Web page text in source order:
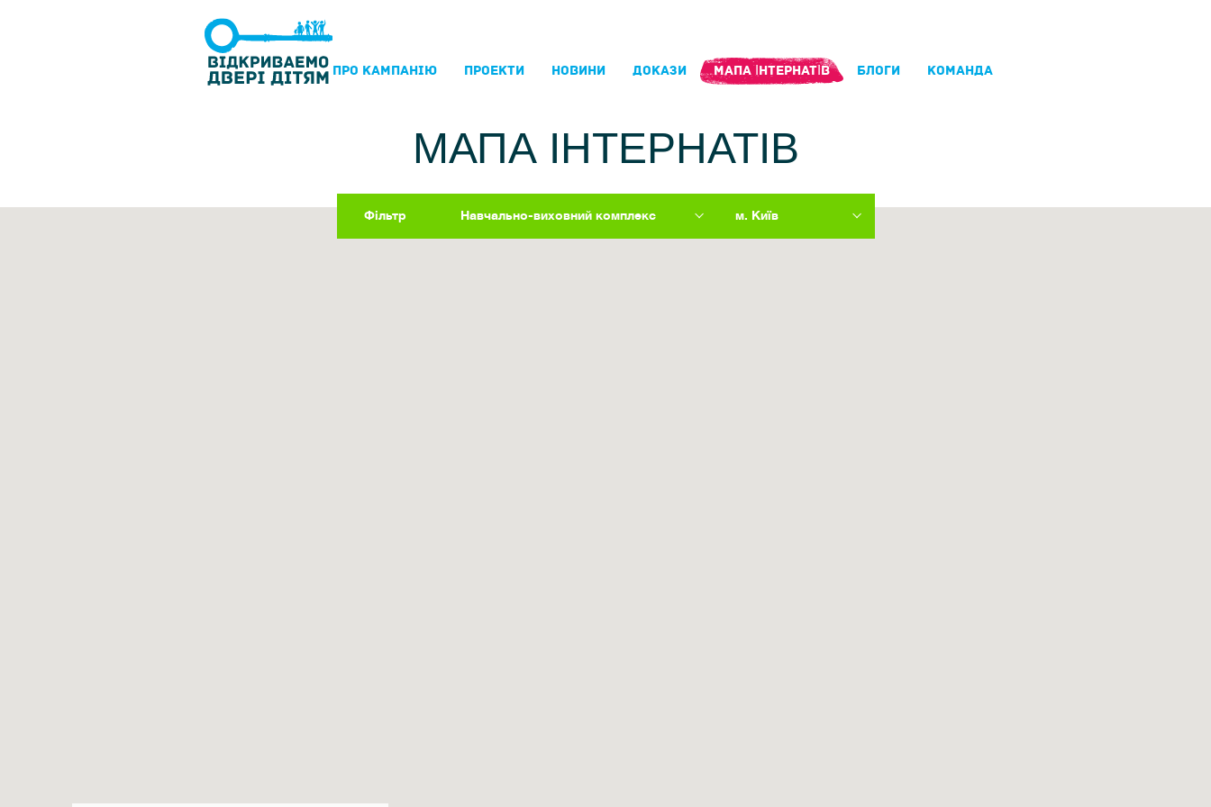
ПРО КАМПАНIЮ ПРОЕКТИ НОВИНИ ДОКАЗИ МАПА ІНТЕРНАТІВ БЛОГИ КОМАНДА
МАПА ІНТЕРНАТІВ
Фільтр Навчально-виховний комплекс м. Київ